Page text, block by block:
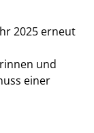
2025 erneut
und
einer